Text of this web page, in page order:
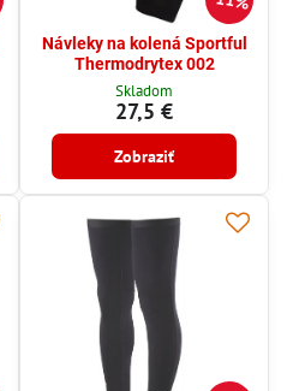
Návleky na kolená Sportful
Thermodrytex 002
Skladom
27,5 €
Zobraziť